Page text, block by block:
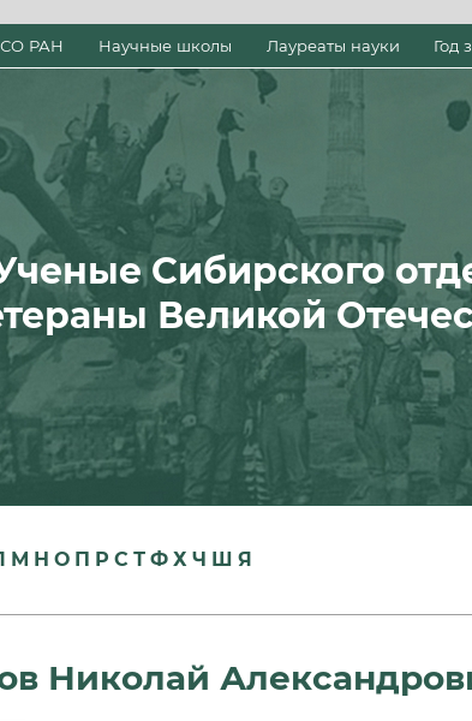
СО РАН Научные школы Лауреаты науки Год
Сибирского
Великой
М Н О П Р С Т Ф Х Ч Ш Я
Николай